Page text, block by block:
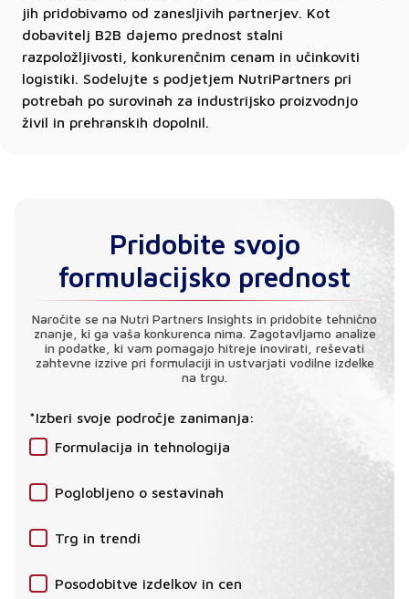
jih pridobivamo od zanesljivih partnerjev. Kot
dobavitelj B2B dajemo prednost stalni
razpoložljivosti, konkurenčnim cenam in učinkoviti
logistiki. Sodelujte s podjetjem NutriPartners pri
potrebah po surovinah za industrijsko proizvodnjo
živil in prehranskih dopolnil.
Pridobite svojo
formulacijsko prednost
Naročite se na Nutri Partners Insights in pridobite tehnično
znanje, ki ga vaša konkurenca nima. Zagotavljamo analize
in podatke, ki vam pomagajo hitreje inovirati, reševati
zahtevne izzive pri formulaciji in ustvarjati vodilne izdelke
na trgu.
*Izberi svoje področje zanimanja:
Formulacija in tehnologija
Poglobljeno o sestavinah
Trg in trendi
Posodobitve izdelkov in cen